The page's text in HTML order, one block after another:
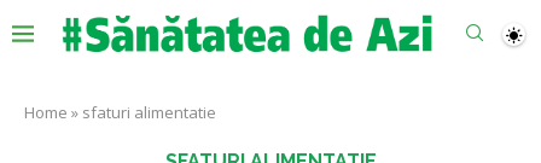
Home » sfaturi alimentatie